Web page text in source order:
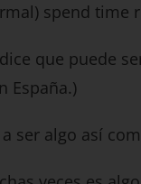
spend time
que puede
España.)
a ser algo así